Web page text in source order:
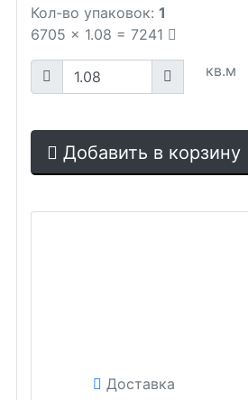
Кол-во упаковок: 1
6705 x 1.08 = 7241
кв.м
Добавить в корзину
Доставка